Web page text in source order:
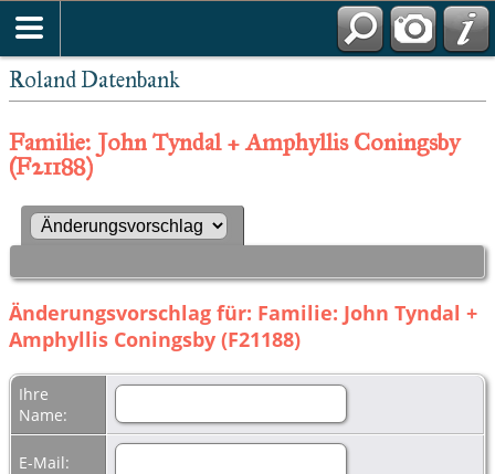
Roland Datenbank
Familie: John Tyndal + Amphyllis Coningsby
(F21188)
Änderungsvorschlag für: Familie: John Tyndal +
Amphyllis Coningsby (F21188)
Ihre
Name:
E-Mail: